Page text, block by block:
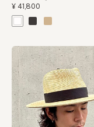
¥41,800